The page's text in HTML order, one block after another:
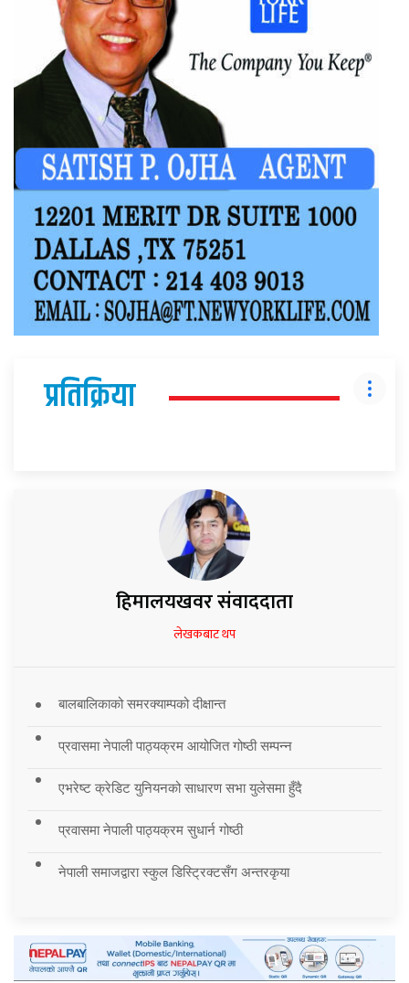
प्रतिक्रिया
हिमालयखवर संवाददाता
लेखकबाट थप
बालबालिकाको समरक्याम्पको दीक्षान्त
प्रवासमा नेपाली पाठ्यक्रम आयोजित गोष्ठी सम्पन्न
एभरेष्ट क्रेडिट युनियनको साधारण सभा युलेसमा हुँदै
प्रवासमा नेपाली पाठ्यक्रम सुधार्न गोष्ठी
नेपाली समाजद्वारा स्कुल डिस्ट्रिक्टसँग अन्तरकृया